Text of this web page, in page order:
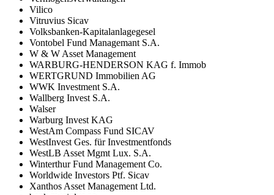
Vilico
Vitruvius Sicav
Volksbanken-Kapitalanlagegesel
Vontobel Fund Managemant S.A.
W & W Asset Management
WARBURG-HENDERSON KAG f. Immob
WERTGRUND Immobilien AG
WWK Investment S.A.
Wallberg Invest S.A.
Walser
Warburg Invest KAG
WestAm Compass Fund SICAV
WestInvest Ges. für Investmentfonds
WestLB Asset Mgmt Lux. S.A.
Winterthur Fund Management Co.
Worldwide Investors Ptf. Sicav
Xanthos Asset Management Ltd.